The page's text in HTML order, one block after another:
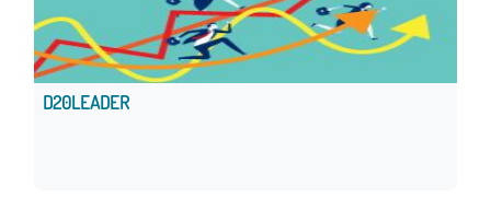
D20LEADER